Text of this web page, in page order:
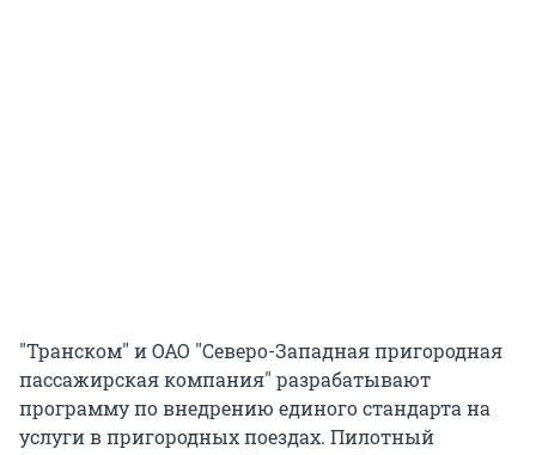
"Транском" и ОАО "Северо-Западная пригородная
пассажирская компания" разрабатывают
программу по внедрению единого стандарта на
услуги в пригородных поездах. Пилотный